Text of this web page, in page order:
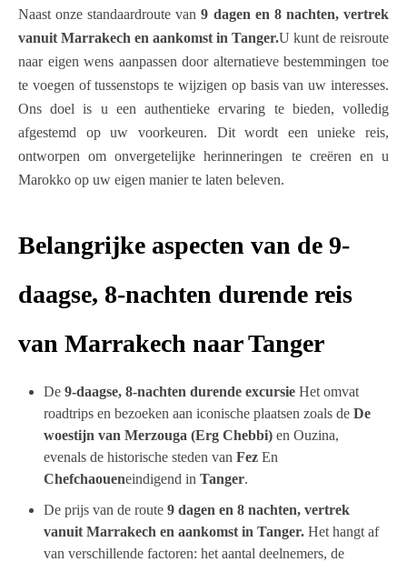
Naast onze standaardroute van9 dagen en 8 nachten, vertrek
vanuit Marrakech en aankomst in Tanger.U kunt de reisroute
naar eigen wens aanpassen door alternatieve bestemmingen toe
te voegen of tussenstops te wijzigen op basis van uw interesses.
Ons doel is u een authentieke ervaring te bieden, volledig
afgestemd op uw voorkeuren. Dit wordt een unieke reis,
ontworpen om onvergetelijke herinneringen te creëren en u
Marokko op uw eigen manier te laten beleven.
Belangrijke aspecten van de 9-
daagse, 8-nachten durende reis
van Marrakech naar Tanger
De 9-daagse, 8-nachten durende excursie Het omvat
roadtrips en bezoeken aan iconische plaatsen zoals de De
woestijn van Merzouga (Erg Chebbi) en Ouzina,
evenals de historische steden van Fez En
Chefchaoueneindigend in Tanger.
De prijs van de route 9 dagen en 8 nachten, vertrek
vanuit Marrakech en aankomst in Tanger. Het hangt af
van verschillende factoren: het aantal deelnemers, de